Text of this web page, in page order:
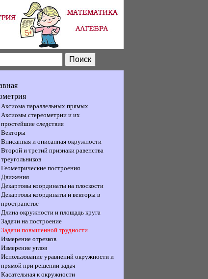
Аксиома параллельных прямых
Аксиомы стереометрии и их
простейшие следствия
Векторы
Вписанная и описанная окружности
Второй и третий признаки равенства
треугольников
Геометрические построения
Движения
Декартовы координаты на плоскости
Декартовы координаты и векторы в
пространстве
Длина окружности и площадь круга
Задачи на построение
Задачи повышенной трудности
Измерение отрезков
Измерение углов
Использование уравнений окружности и
прямой при решении задач
Касательная к окружности